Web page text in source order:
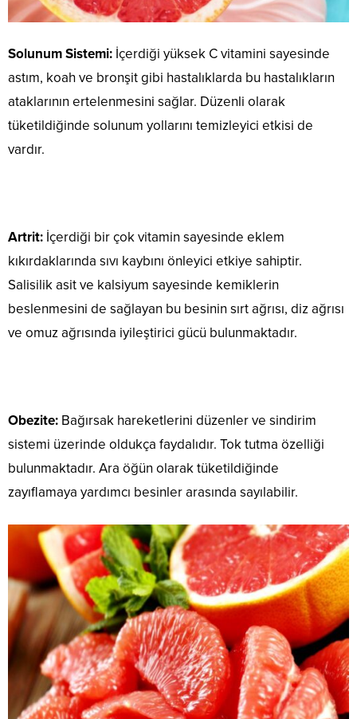
Solunum Sistemi: İçerdiği yüksek C vitamini sayesinde
astım, koah ve bronşit gibi hastalıklarda bu hastalıkların
ataklarının ertelenmesini sağlar. Düzenli olarak
tüketildiğinde solunum yollarını temizleyici etkisi de
vardır.
Artrit: İçerdiği bir çok vitamin sayesinde eklem
kıkırdaklarında sıvı kaybını önleyici etkiye sahiptir.
Salisilik asit ve kalsiyum sayesinde kemiklerin
beslenmesini de sağlayan bu besinin sırt ağrısı, diz ağrısı
ve omuz ağrısında iyileştirici gücü bulunmaktadır.
Obezite: Bağırsak hareketlerini düzenler ve sindirim
sistemi üzerinde oldukça faydalıdır. Tok tutma özelliği
bulunmaktadır. Ara öğün olarak tüketildiğinde
zayıflamaya yardımcı besinler arasında sayılabilir.